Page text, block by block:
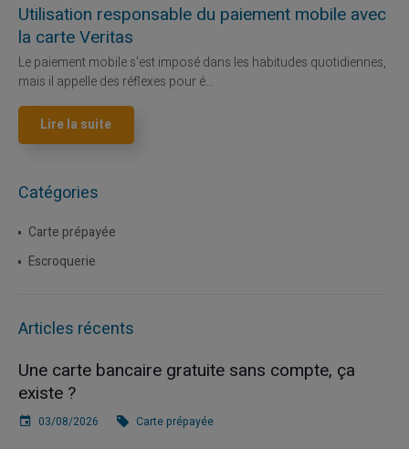
Utilisation responsable du paiement mobile avec
la carte Veritas
Le paiement mobile s'est imposé dans les habitudes quotidiennes,
mais il appelle des réflexes pour é...
Lire la suite
Catégories
Carte prépayée
Escroquerie
Articles récents
Une carte bancaire gratuite sans compte, ça
existe ?
03/08/2026 Carte prépayée